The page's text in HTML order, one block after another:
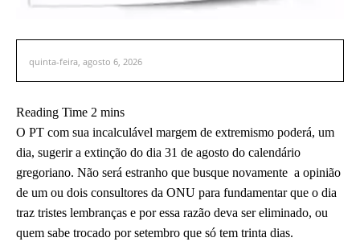
quinta-feira, agosto 6, 2026
O PT com sua incalculável margem de extremismo poderá, um
dia, sugerir a extinção do dia 31 de agosto do calendário
gregoriano. Não será estranho que busque novamente a opinião
de um ou dois consultores da ONU para fundamentar que o dia
traz tristes lembranças e por essa razão deva ser eliminado, ou
quem sabe trocado por setembro que só tem trinta dias.